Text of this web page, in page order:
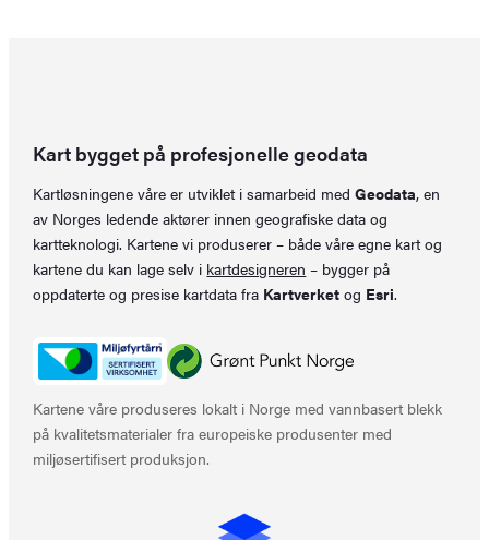
Kart bygget på profesjonelle geodata
Kartløsningene våre er utviklet i samarbeid medGeodata, en
av Norges ledende aktører innen geografiske data og
kartteknologi. Kartene vi produserer – både våre egne kart og
kartene du kan lage selv i kartdesigneren – bygger på
oppdaterte og presise kartdata fra Kartverket og Esri.
Kartene våre produseres lokalt i Norge med vannbasert blekk
på kvalitetsmaterialer fra europeiske produsenter med
miljøsertifisert produksjon.